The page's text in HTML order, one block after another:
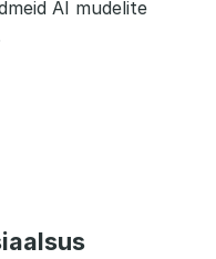
AI mudelite